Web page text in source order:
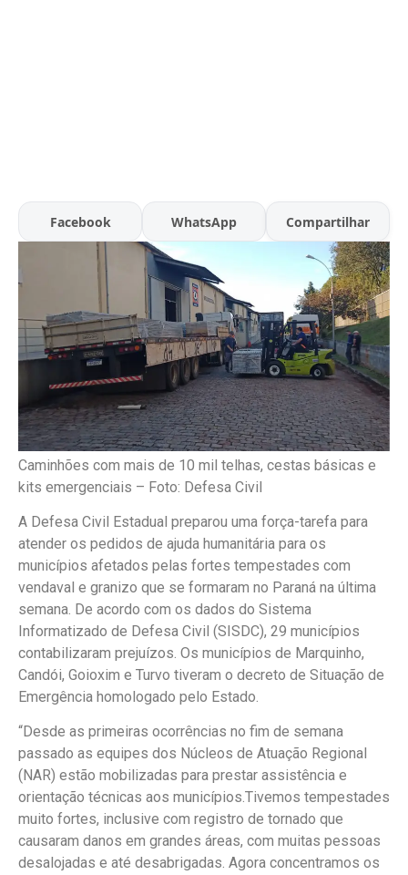
Facebook WhatsApp Compartilhar
Caminhões com mais de 10 mil telhas, cestas básicas e
kits emergenciais – Foto: Defesa Civil
A Defesa Civil Estadual preparou uma força-tarefa para
atender os pedidos de ajuda humanitária para os
municípios afetados pelas fortes tempestades com
vendaval e granizo que se formaram no Paraná na última
semana. De acordo com os dados do Sistema
Informatizado de Defesa Civil (SISDC), 29 municípios
contabilizaram prejuízos. Os municípios de Marquinho,
Candói, Goioxim e Turvo tiveram o decreto de Situação de
Emergência homologado pelo Estado.
“Desde as primeiras ocorrências no fim de semana
passado as equipes dos Núcleos de Atuação Regional
(NAR) estão mobilizadas para prestar assistência e
orientação técnicas aos municípios.Tivemos tempestades
muito fortes, inclusive com registro de tornado que
causaram danos em grandes áreas, com muitas pessoas
desalojadas e até desabrigadas. Agora concentramos os